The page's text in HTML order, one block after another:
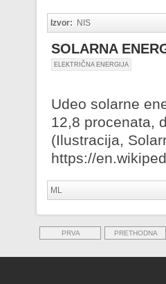
Izvor: NIS
SOLARNA
ELEKTRIČNA ENERGIJA
Udeo solarne
12,8 procenata,
(Ilustracija,
https://
ML
PRVA PRETHODNA